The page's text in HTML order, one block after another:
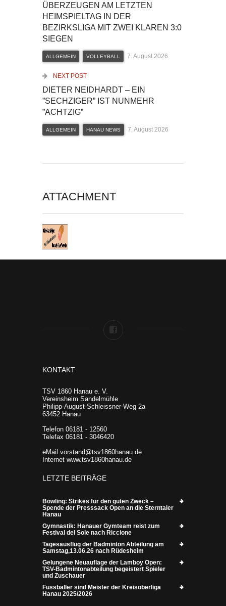
ÜBERZEUGEN AM LETZTEN
HEIMSPIELTAG IN DER
BEZIRKSLIGA MIT ZWEI KLAREN 3:0
SIEGEN
ALLGEMEIN VOLLEYBALL 7. August 2026
NEXT POST
DIETER NEIDHARDT – EIN
”SECHZIGER” IST NUNMEHR
”ACHTZIG”
ALLGEMEIN HANAU NEWS 7. August 2026
ATTACHMENT
KONTAKT
TSV 1860 Hanau e. V.
Vereinsheim Sandelmühle
Philipp-August-Schleissner-Weg 2a
63452 Hanau
Telefon 06181 - 12560
Telefax 06181 - 3046420
eMail vorstand@tsv1860hanau.de
Internet www.tsv1860hanau.de
LETZTE BEITRÄGE
Bowling: Strikes für den guten Zweck –
Spende der Presssack Open an die Sterntaler
Hanau
Gymnastik: Hanauer Gymteam reist zum
Festival del Sole nach Riccione
Tagesausflug der Badminton Abteilung am
Samstag,13.06.26 nach Rüdesheim
Gelungene Neuauflage der Lamboy Open:
TSV-Badmintonabteilung begeistert Spieler
und Zuschauer
Fussballer sind Meister der Kreisoberliga
Hanau 2025/2026